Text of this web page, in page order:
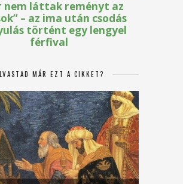
MÁR EZT A CIKKET?